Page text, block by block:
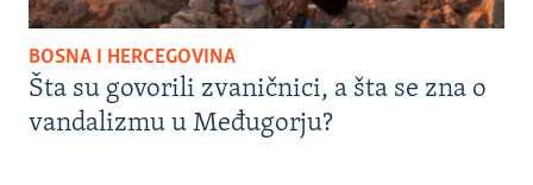
BOSNA I HERCEGOVINA
Šta su govorili zvaničnici, a šta se zna o
vandalizmu u Međugorju?